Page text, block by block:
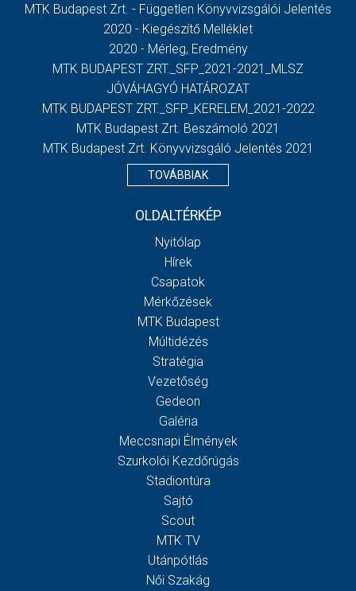
MTK Budapest Zrt. - Független Könyvvizsgálói Jelentés
2020 - Kiegészítő Melléklet
2020 - Mérleg, Eredmény
MTK BUDAPEST ZRT._SFP_2021-2021_MLSZ
JÓVÁHAGYÓ HATÁROZAT
MTK BUDAPEST ZRT._SFP_KERELEM_2021-2022
MTK Budapest Zrt. Beszámoló 2021
MTK Budapest Zrt. Könyvvizsgáló Jelentés 2021
TOVÁBBIAK
OLDALTÉRKÉP
Nyitólap
Hírek
Csapatok
Mérkőzések
MTK Budapest
Múltidézés
Stratégia
Vezetőség
Gedeon
Galéria
Meccsnapi Élmények
Szurkolói Kezdőrúgás
Stadiontúra
Sajtó
Scout
MTK TV
Utánpótlás
Női Szakág